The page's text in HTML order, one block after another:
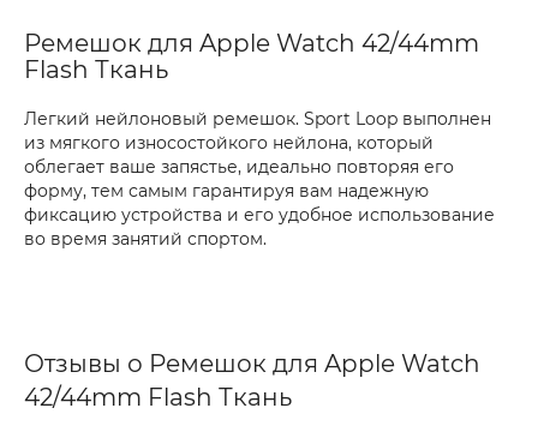
Ремешок для Apple Watch 42/44mm
Flash Ткань
Легкий нейлоновый ремешок. Sport Loop выполнен
из мягкого износостойкого нейлона, который
облегает ваше запястье, идеально повторяя его
форму, тем самым гарантируя вам надежную
фиксацию устройства и его удобное использование
во время занятий спортом.
Отзывы о Ремешок для Apple Watch
42/44mm Flash Ткань